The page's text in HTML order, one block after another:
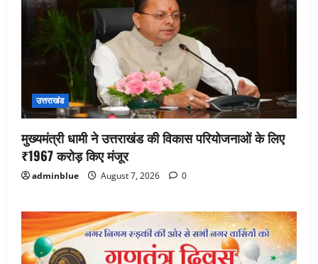
उत्तराखंड
मुख्यमंत्री धामी ने उत्तराखंड की विकास परियोजनाओं के लिए
₹1967 करोड़ किए मंजूर
adminblue August 7, 2026 0